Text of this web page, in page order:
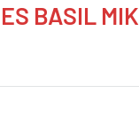
BASIL MIK